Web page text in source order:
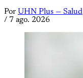
Por UHN Plus — Salud
/ 7 ago. 2026